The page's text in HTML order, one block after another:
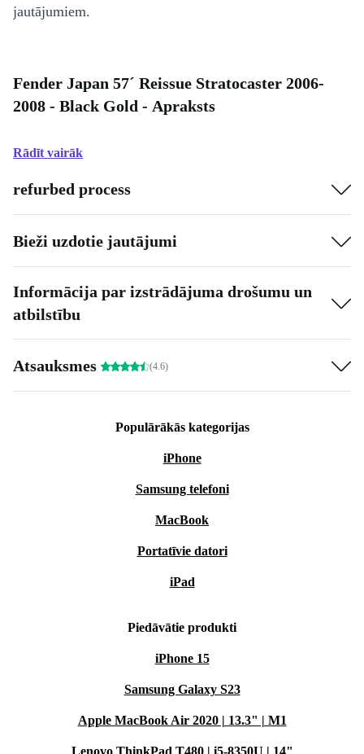
jautājumiem.
Fender Japan 57´ Reissue Stratocaster 2006-
2008 - Black Gold - Apraksts
Rādīt vairāk
refurbed process
Bieži uzdotie jautājumi
Informācija par izstrādājuma drošumu un
atbilstību
Atsauksmes (4.6)
Populārākās kategorijas
iPhone
Samsung telefoni
MacBook
Portatīvie datori
iPad
Piedāvātie produkti
iPhone 15
Samsung Galaxy S23
Apple MacBook Air 2020 | 13.3" | M1
Lenovo ThinkPad T480 | i5-8350U | 14"